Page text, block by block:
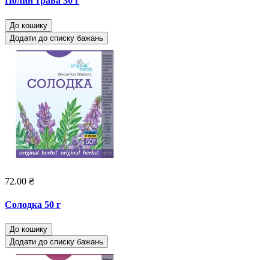
До кошику
Додати до списку бажань
72.00 ₴
Солодка 50 г
До кошику
Додати до списку бажань